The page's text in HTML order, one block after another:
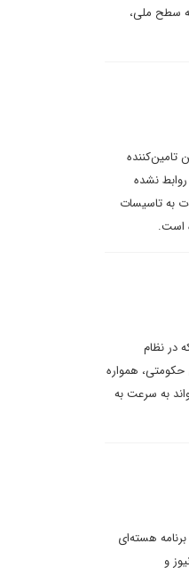
سطح ملی،
تامین‌کننده
نشده
به تاسیسات
در نظام
حکومتی، همواره
به سرعت به
هسته‌ای
و